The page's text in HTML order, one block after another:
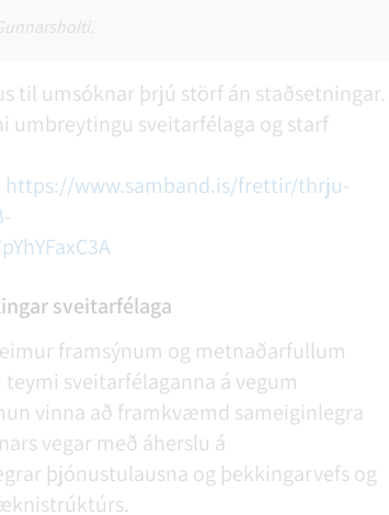
til umsóknar þrjú störf án staðsetningar.
umbreytingu sveitarfélaga og starf
https://www.samband.is/frettir/thrju-
sveitarfélaga
framsýnum og metnaðarfullum
sveitarfélaganna á vegum
vinna að framkvæmd sameiginlegra
vegar með áherslu á
þjónustulausna og þekkingarvefs og